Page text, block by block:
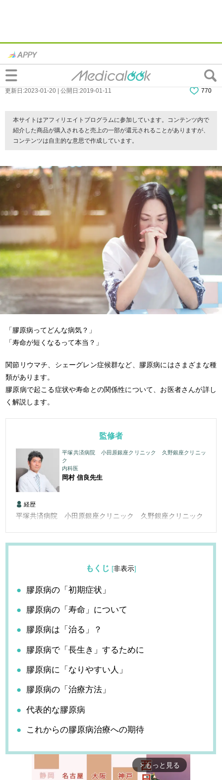
膠原病の寿命｜初期症状は？長生きするた
めには？なりやすい人・治療についても
更新日:2023-01-20 | 公開日:2019-01-11 770
本サイトはアフィリエイトプログラムに参加しています。コンテンツ内で
紹介した商品が購入されると売上の一部が還元されることがありますが、
コンテンツは自主的な意思で作成しています。
「膠原病ってどんな病気？」
「寿命が短くなるって本当？」
関節リウマチ、シェーグレン症候群など、膠原病にはさまざまな種
類があります。
膠原病で起こる症状や寿命との関係性について、お医者さんが詳し
く解説します。
監修者
平塚共済病院 小田原銀座クリニック 久野銀座クリニッ
ク
内科医
岡村 信良先生
経歴
平塚共済病院 小田原銀座クリニック 久野銀座クリニック
もくじ [非表示]
膠原病の「初期症状」
膠原病の「寿命」について
膠原病は「治る」？
膠原病で「長生き」するために
膠原病に「なりやすい人」
膠原病の「治療方法」
代表的な膠原病
これからの膠原病治療への期待
arrow_forward_ios もっと見る